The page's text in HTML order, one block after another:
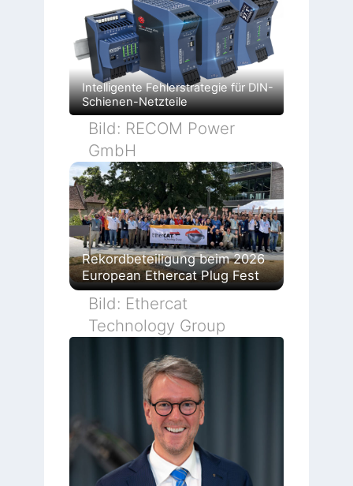
Intelligente Fehlerstrategie für DIN-
Schienen-Netzteile
Bild: RECOM Power
GmbH
Rekordbeteiligung beim 2026
European Ethercat Plug Fest
Bild: Ethercat
Technology Group